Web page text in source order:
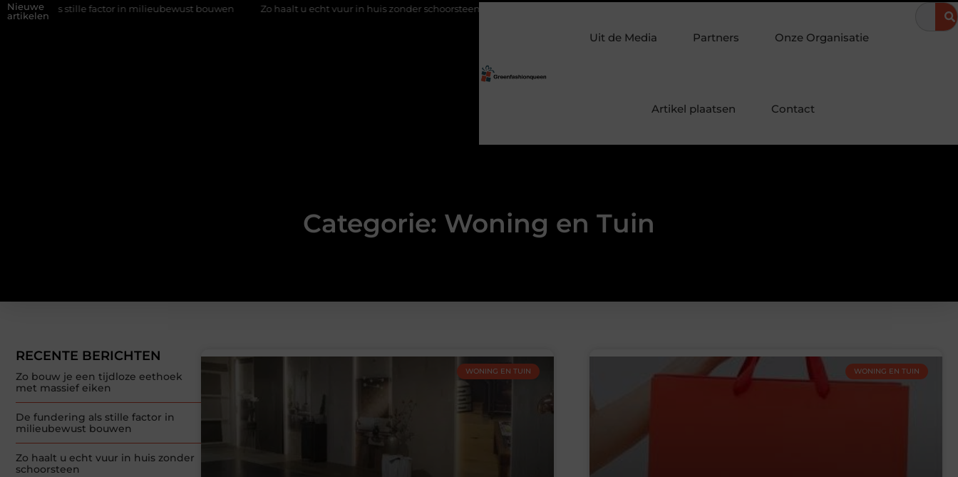
Nieuwe
artikelen
als stille factor in milieubewust bouwen Zo haalt u echt vuur in huis zonder schoorsteen Een flexibele bijbaan met verantwoordelijkheid Motorrijles in Borne: vlot en zelfverzekerd de weg op
Uit de Media Partners Onze Organisatie
Artikel plaatsen Contact
Categorie: Woning en Tuin
RECENTE BERICHTEN
Zo bouw je een tijdloze eethoek
met massief eiken
De fundering als stille factor in
milieubewust bouwen
Zo haalt u echt vuur in huis zonder
schoorsteen
WONING EN TUIN WONING EN TUIN